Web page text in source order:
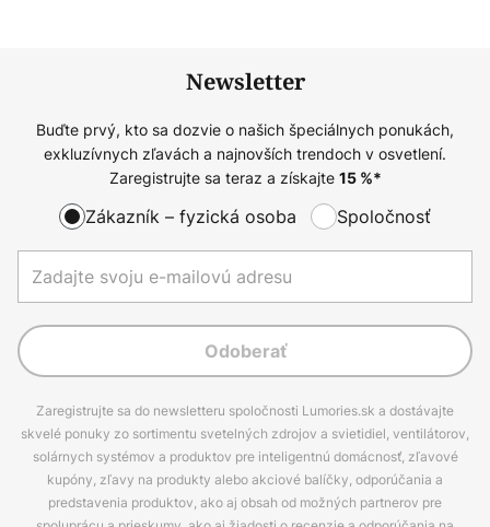
Newsletter
Buďte prvý, kto sa dozvie o našich špeciálnych ponukách,
exkluzívnych zľavách a najnovších trendoch v osvetlení.
Zaregistrujte sa teraz a získajte 15%*
Zákazník – fyzická osoba Spoločnosť
Odoberať
Zaregistrujte sa do newsletteru spoločnosti Lumories.sk a dostávajte
skvelé ponuky zo sortimentu svetelných zdrojov a svietidiel, ventilátorov,
solárnych systémov a produktov pre inteligentnú domácnosť, zľavové
kupóny, zľavy na produkty alebo akciové balíčky, odporúčania a
predstavenia produktov, ako aj obsah od možných partnerov pre